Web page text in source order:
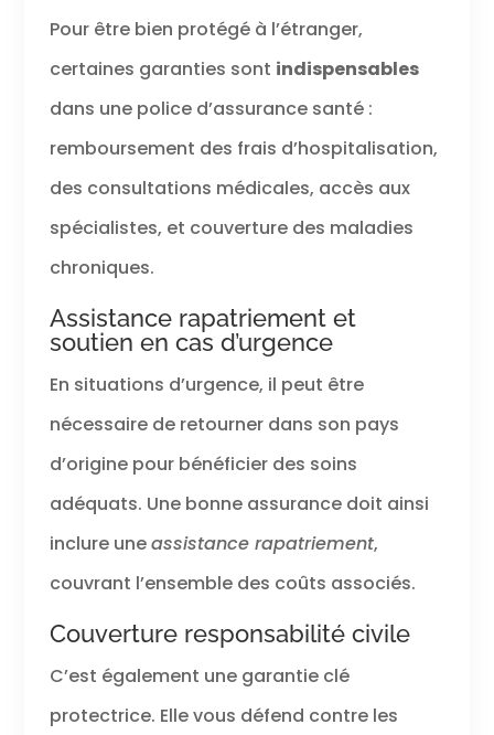
Pour être bien protégé à l’étranger,
certaines garanties sont indispensables
dans une police d’assurance santé :
remboursement des frais d’hospitalisation,
des consultations médicales, accès aux
spécialistes, et couverture des maladies
chroniques.
Assistance rapatriement et
soutien en cas d’urgence
En situations d’urgence, il peut être
nécessaire de retourner dans son pays
d’origine pour bénéficier des soins
adéquats. Une bonne assurance doit ainsi
inclure uneassistance rapatriement,
couvrant l’ensemble des coûts associés.
Couverture responsabilité civile
C’est également une garantie clé
protectrice. Elle vous défend contre les